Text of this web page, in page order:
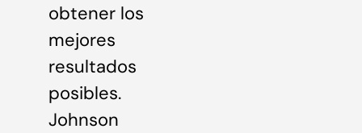
obtener los
mejores
resultados
posibles.
Johnson